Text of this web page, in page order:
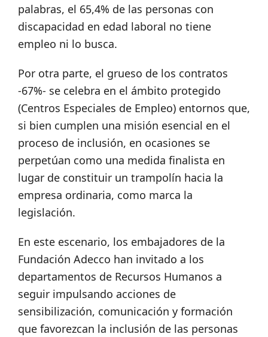
palabras, el 65,4% de las personas con
discapacidad en edad laboral no tiene
empleo ni lo busca.
Por otra parte, el grueso de los contratos
-67%- se celebra en el ámbito protegido
(Centros Especiales de Empleo) entornos que,
si bien cumplen una misión esencial en el
proceso de inclusión, en ocasiones se
perpetúan como una medida finalista en
lugar de constituir un trampolín hacia la
empresa ordinaria, como marca la
legislación.
En este escenario, los embajadores de la
Fundación Adecco han invitado a los
departamentos de Recursos Humanos a
seguir impulsando acciones de
sensibilización, comunicación y formación
que favorezcan la inclusión de las personas